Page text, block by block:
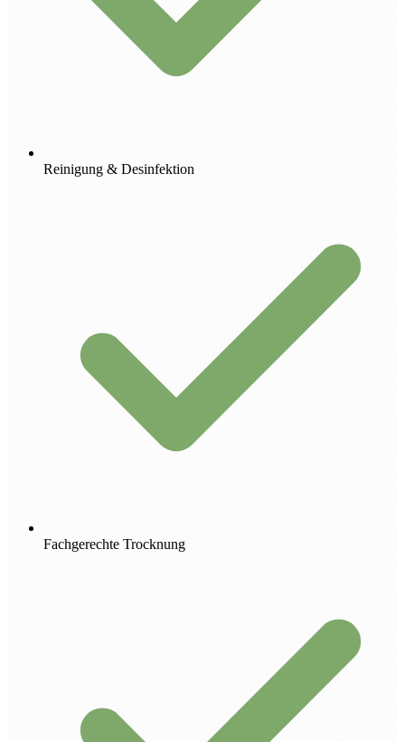
Reinigung & Desinfektion
Fachgerechte Trocknung